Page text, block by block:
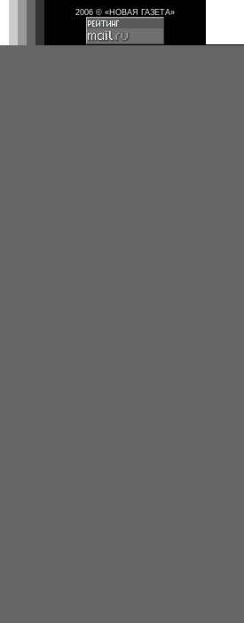
2006 © «НОВАЯ ГАЗЕТА»